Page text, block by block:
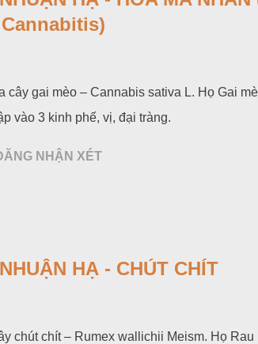
cây gai mèo – Cannabis sativa L. Họ Gai
vào 3 kinh phế, vị, đại tràng.
NHẬN XÉT
HẠ - CHÚT CHÍT
chút chít – Rumex wallichii Meism. Họ